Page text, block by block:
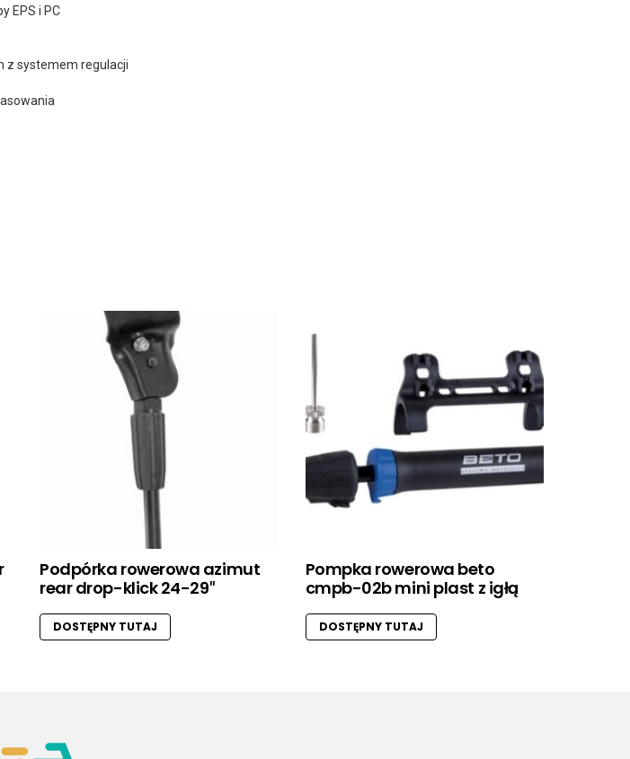
EPS i PC
z systemem regulacji
Podpórka rowerowa azimut
rear drop-klick 24-29″
DOSTĘPNY TUTAJ
Pompka rowerowa beto
cmpb-02b mini plast z igłą
DOSTĘPNY TUTAJ